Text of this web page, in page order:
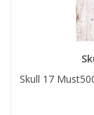
Skull 17